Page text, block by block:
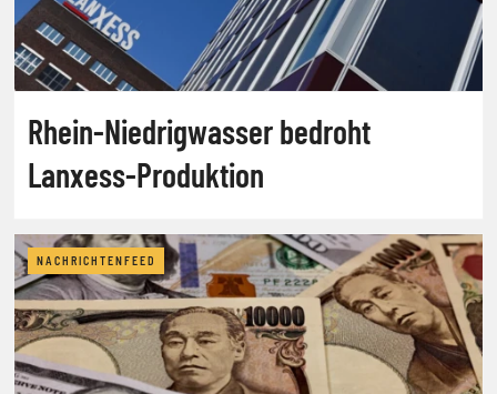
Rhein-Niedrigwasser bedroht
Lanxess-Produktion
NACHRICHTENFEED